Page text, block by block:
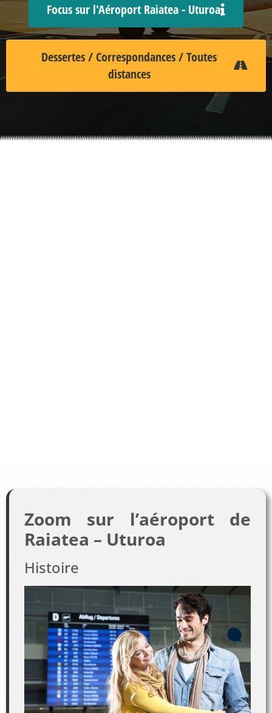
Focus sur l'Aéroport Raiatea - Uturoa
Dessertes / Correspondances / Toutes
distances
Zoom sur l’aéroport de
Raiatea – Uturoa
Histoire